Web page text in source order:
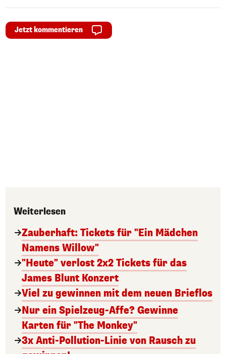
Jetzt kommentieren
Weiterlesen
Zauberhaft: Tickets für "Ein Mädchen
Namens Willow"
"Heute" verlost 2x2 Tickets für das
James Blunt Konzert
Viel zu gewinnen mit dem neuen Brieflos
Nur ein Spielzeug-Affe? Gewinne
Karten für "The Monkey"
3x Anti-Pollution-Linie von Rausch zu